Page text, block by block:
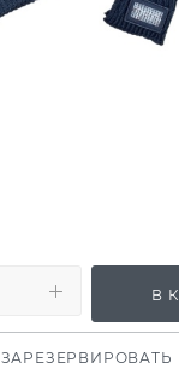
В
ЗАРЕЗЕРВИРОВАТЬ